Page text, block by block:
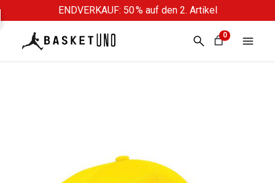
ENDVERKAUF: 50 % auf den 2. Artikel
0